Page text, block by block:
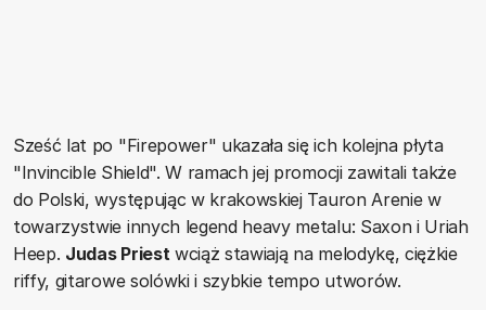
Sześć lat po "Firepower" ukazała się ich kolejna płyta
"Invincible Shield". W ramach jej promocji zawitali także
do Polski, występując w krakowskiej Tauron Arenie w
towarzystwie innych legend heavy metalu: Saxon i Uriah
Heep. Judas Priest wciąż stawiają na melodykę, ciężkie
riffy, gitarowe solówki i szybkie tempo utworów.